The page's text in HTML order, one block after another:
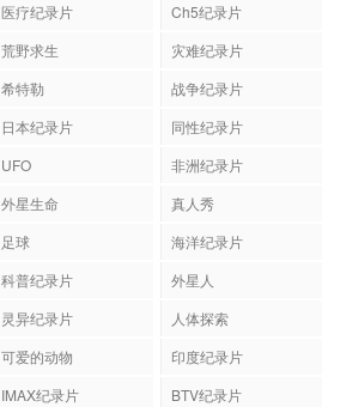
医疗纪录片
Ch5纪录片
荒野求生
灾难纪录片
希特勒
战争纪录片
日本纪录片
同性纪录片
UFO
非洲纪录片
外星生命
真人秀
足球
海洋纪录片
科普纪录片
外星人
灵异纪录片
人体探索
可爱的动物
印度纪录片
IMAX纪录片
BTV纪录片